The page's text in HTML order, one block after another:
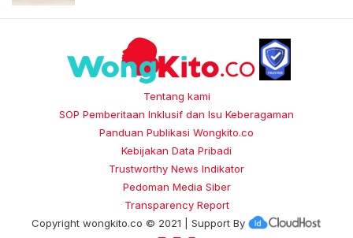
Tentang kami
SOP Pemberitaan Inklusif dan Isu Keberagaman
Panduan Publikasi Wongkito.co
Kebijakan Data Pribadi
Trustworthy News Indikator
Pedoman Media Siber
Transparency Report
Copyright wongkito.co © 2021 | Support By